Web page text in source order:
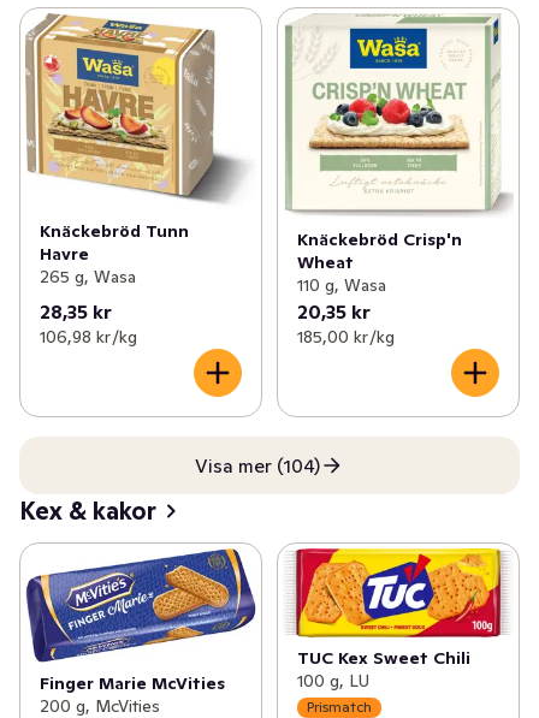
Knäckebröd Tunn
Havre
265 g, Wasa
28,35 kr
106,98 kr /kg
Knäckebröd Crisp'n
Wheat
110 g, Wasa
20,35 kr
185,00 kr /kg
Visa mer (104)
Kex & kakor
Finger Marie McVities
200 g, McVities
TUC Kex Sweet Chili
100 g, LU
Prismatch